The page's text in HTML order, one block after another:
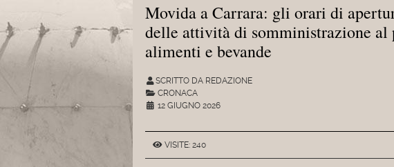
Movida a Carrara: gli orari di
delle attività di somministrazione al
alimenti e bevande
SCRITTO DA REDAZIONE
CRONACA
12 GIUGNO 2026
VISITE: 240